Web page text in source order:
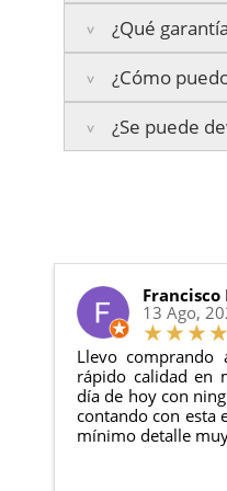
Península:
Islas Baleares:El
Los plazos
¿Qué
La garantía varía
3 años de
2 años de
Todas nuestras
¿Cómo
Te enviaremos
en todo momento.
¿Se puede
Debe
13 Ago,
Llevo
rápido calidad en
día de hoy con
contando con esta
mínimo detalle